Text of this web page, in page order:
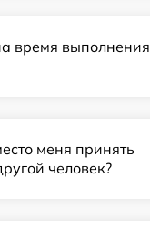
время выполнения
меня принять
человек?